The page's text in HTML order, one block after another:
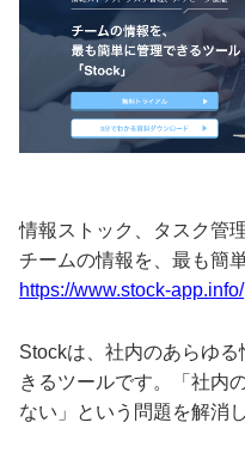
情報ストック、タスク管
チームの情報を、最も簡
https://www.stock-app.info/
Stockは、社内のあらゆ
きるツールです。「社内
ない」という問題を解消し